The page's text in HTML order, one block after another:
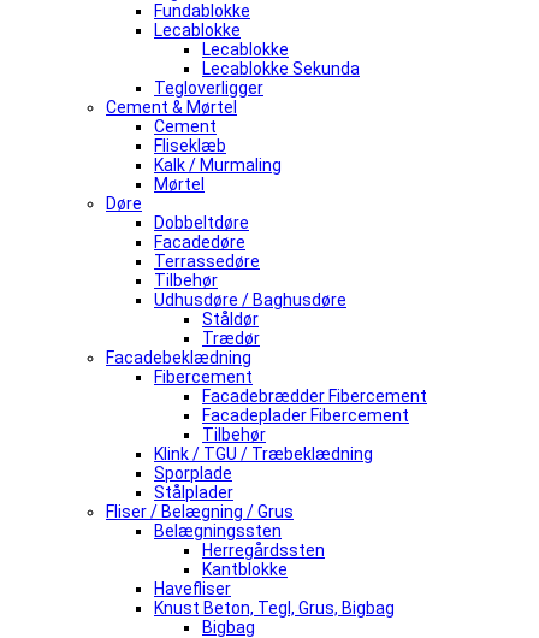
Fundablokke
Lecablokke
Lecablokke
Lecablokke Sekunda
Tegloverligger
Cement & Mørtel
Cement
Fliseklæb
Kalk / Murmaling
Mørtel
Døre
Dobbeltdøre
Facadedøre
Terrassedøre
Tilbehør
Udhusdøre / Baghusdøre
Ståldør
Trædør
Facadebeklædning
Fibercement
Facadebrædder Fibercement
Facadeplader Fibercement
Tilbehør
Klink / TGU / Træbeklædning
Sporplade
Stålplader
Fliser / Belægning / Grus
Belægningssten
Herregårdssten
Kantblokke
Havefliser
Knust Beton, Tegl, Grus, Bigbag
Bigbag